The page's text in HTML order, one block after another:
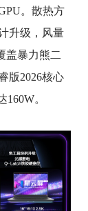
。散热方
升级，风量
盖暴力熊二
版2026核心
。